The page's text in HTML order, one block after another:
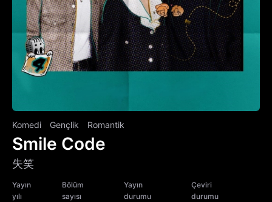
Komedi Gençlik Romantik
Smile Code
失笑
Yayın
yılı
Bölüm
sayısı
Yayın
durumu
Çeviri
durumu